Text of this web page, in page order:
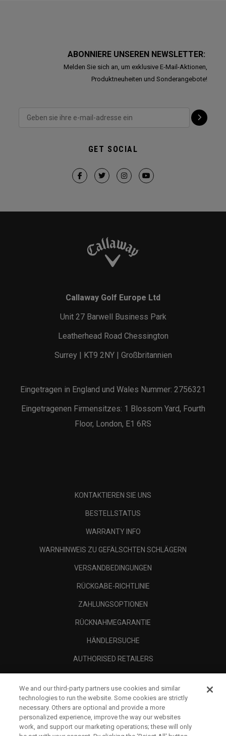
ABONNIERE UNSEREN NEWSLETTER:
Melden Sie sich an, um exklusive E-Mail-Aktionen,
Produktneuheiten und Sonderangebote!
GET SOCIAL
Callaway Golf Europe Ltd
Unit 27 Barwell Business Park
Leatherhead Road Chessington
Surrey | KT9 2NY | Großbritannien
Eingetragen in England und Wales Nummer: 2756321
Eingetragenen Firmensitzes: 1 Blossom Yard, Fourth
Floor, London, E1 6RS
KONTAKTIEREN SIE UNS
BESTELLSTATUS
WARRANTY INFO
WARNHINWEIS ZU GEFÄLSCHTEN SCHLÄGERN
VERSANDBEDINGUNGEN
RÜCKGABE-RICHTLINIE
ZAHLUNGSOPTIONEN
RÜCKNAHMEGARANTIE
HÄNDLERSUCHE
AUTHORISED RETAILERS
UNTERNEHMENSPROFIL
RECHTLICHES-
We and our third-party partners use cookies and similar
technologies to run the website. Some cookies are strictly
necessary. Others are optional and provide a more
personalized experience, improve the way our websites
work, and support our marketing operations; these will only